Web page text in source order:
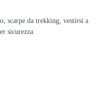
scarpe da trekking, vestirsi a
sicurezza.